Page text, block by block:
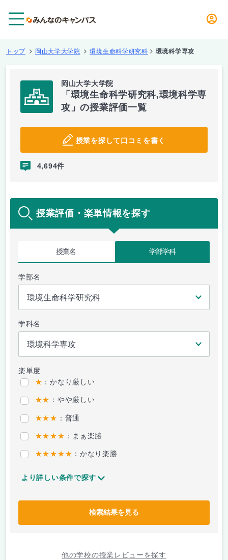
トップ 岡山大学大学院 環境生命科学研究科 環境科学専攻
岡山大学大学院
「環境生命科学研究科,環境科学専
攻」の授業評価一覧
授業を探して口コミを書く
4,694件
授業評価・楽単情報を探す
授業名 学部学科
学部名
学科名
楽単度
★ ：かなり厳しい
★★ ：やや厳しい
★★★ ：普通
★★★★ ：まぁ楽勝
★★★★★ ：かなり楽勝
より詳しい条件で探す
検索結果を見る
他の学校の授業レビューを探す